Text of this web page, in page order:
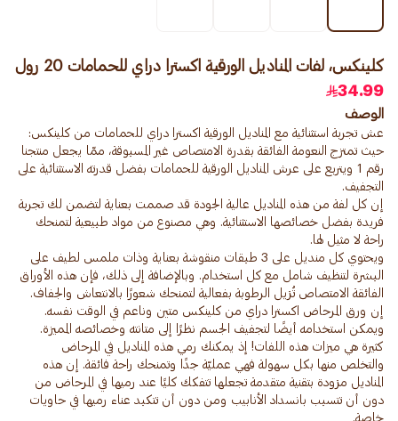
كلينكس، لفات المناديل الورقية اكسترا دراي للحمامات 20 رول
34.99
الوصف
عش تجربة استثنائية مع المناديل الورقية اكسترا دراي للحمامات من كلينكس:
حيث تمتزج النعومة الفائقة بقدرة الامتصاص غير المسبوقة، ممّا يجعل منتجنا
رقم 1 ويتربع على عرش المناديل الورقية للحمامات بفضل قدرته الاستثنائية على
إن كل لفة من هذه المناديل عالية الجودة قد صممت بعناية لتضمن لك تجربة
فريدة بفضل خصائصها الاستثنائية. وهي مصنوع من مواد طبيعية لتمنحك
ويحتوي كل منديل على 3 طبقات منقوشة بعناية وذات ملمس لطيف على
البشرة لتنظيف شامل مع كل استخدام. وبالإضافة إلى ذلك، فإن هذه الأوراق
إن ورق المرحاض اكسترا دراي من كلينكس متين وناعم في الوقت نفسه.
كثيرة هي ميزات هذه اللفات! إذ يمكنك رمي هذه المناديل في المرحاض
والتخلص منها بكل سهولة فهي عمليّة جدًا وتمنحك راحة فائقة. إن هذه
المناديل مزودة بتقنية متقدمة تجعلها تتفكك كليًا عند رميها في المرحاض من
دون أن تتسبب بانسداد الأنابيب ومن دون أن تتكبد عناء رميها في حاويات